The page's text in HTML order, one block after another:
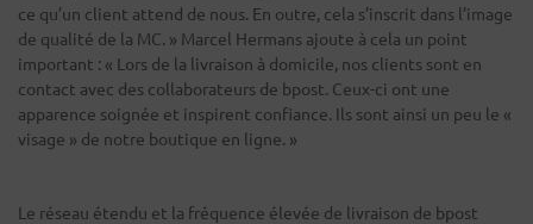
ce qu’un client attend de nous. En outre, cela s’inscrit dans l’image
de qualité de la MC. » Marcel Hermans ajoute à cela un point
important : « Lors de la livraison à domicile, nos clients sont en
contact avec des collaborateurs de bpost. Ceux-ci ont une
apparence soignée et inspirent confiance. Ils sont ainsi un peu le «
visage » de notre boutique en ligne. »
Le réseau étendu et la fréquence élevée de livraison de bpost